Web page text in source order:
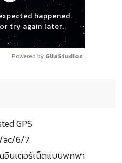
happened.
try again later.
Powered by GliaStudios
GPS
ac/6/7
นเตอร์เน็ตแบบพกพา